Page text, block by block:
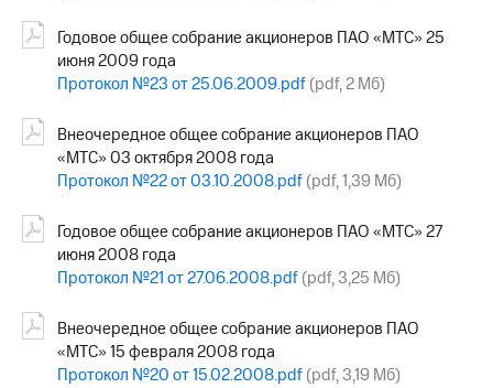
Годовое общее собрание акционеров ПАО «МТС» 25
июня 2009 года
Протокол №23 от 25.06.2009.pdf(pdf, 2 Мб)
Внеочередное общее собрание акционеров ПАО
«МТС» 03 октября 2008 года
Протокол №22 от 03.10.2008.pdf(pdf, 1,39 Мб)
Годовое общее собрание акционеров ПАО «МТС» 27
июня 2008 года
Протокол №21 от 27.06.2008.pdf(pdf, 3,25 Мб)
Внеочередное общее собрание акционеров ПАО
«МТС» 15 февраля 2008 года
Протокол №20 от 15.02.2008.pdf(pdf, 3,19 Мб)